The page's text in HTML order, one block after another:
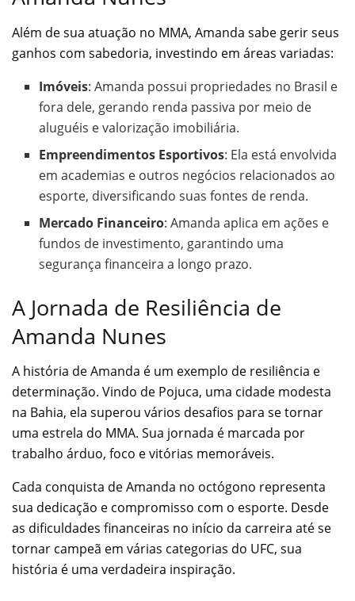
Além de sua atuação no MMA, Amanda sabe gerir seus
ganhos com sabedoria, investindo em áreas variadas:
Imóveis: Amanda possui propriedades no Brasil e
fora dele, gerando renda passiva por meio de
aluguéis e valorização imobiliária.
Empreendimentos Esportivos: Ela está envolvida
em academias e outros negócios relacionados ao
esporte, diversificando suas fontes de renda.
Mercado Financeiro: Amanda aplica em ações e
fundos de investimento, garantindo uma
segurança financeira a longo prazo.
A Jornada de Resiliência de
Amanda Nunes
A história de Amanda é um exemplo de resiliência e
determinação. Vindo de Pojuca, uma cidade modesta
na Bahia, ela superou vários desafios para se tornar
uma estrela do MMA. Sua jornada é marcada por
trabalho árduo, foco e vitórias memoráveis.
Cada conquista de Amanda no octógono representa
sua dedicação e compromisso com o esporte. Desde
as dificuldades financeiras no início da carreira até se
tornar campeã em várias categorias do UFC, sua
história é uma verdadeira inspiração.